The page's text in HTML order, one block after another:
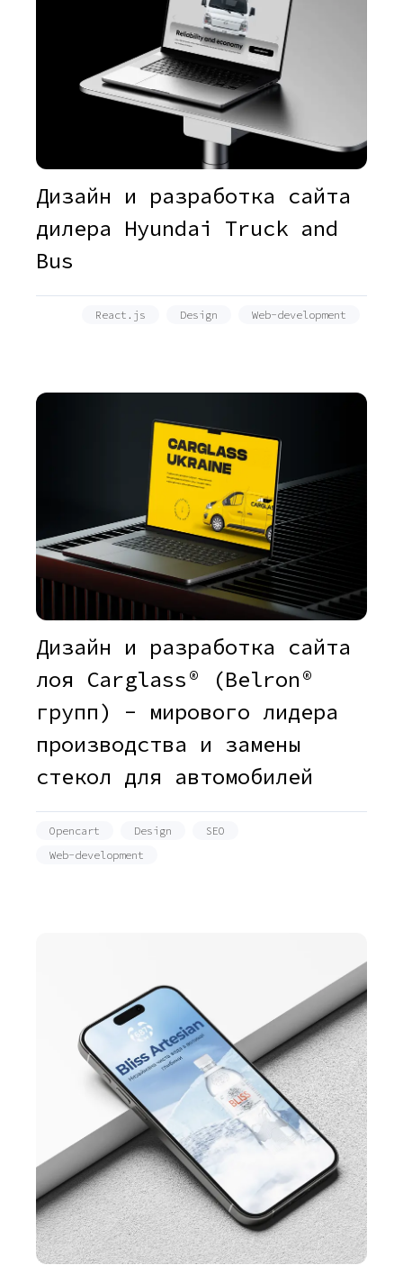
Дизайн и разработка сайта
дилера Hyundai Truck and
Bus
React.js Design Web-development
Дизайн и разработка сайта
лоя Carglass® (Belron®
групп) - мирового лидера
производства и замены
стекол для автомобилей
Opencart Design
SEO
Web-development